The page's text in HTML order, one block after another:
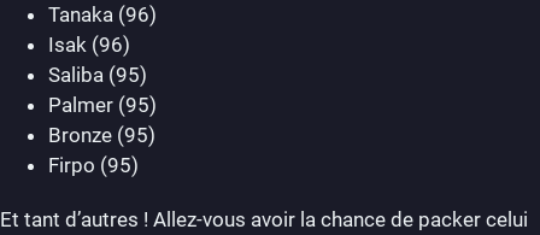
Tanaka (96)
Isak (96)
Saliba (95)
Palmer (95)
Bronze (95)
Firpo (95)
Et tant d’autres ! Allez-vous avoir la chance de packer celui